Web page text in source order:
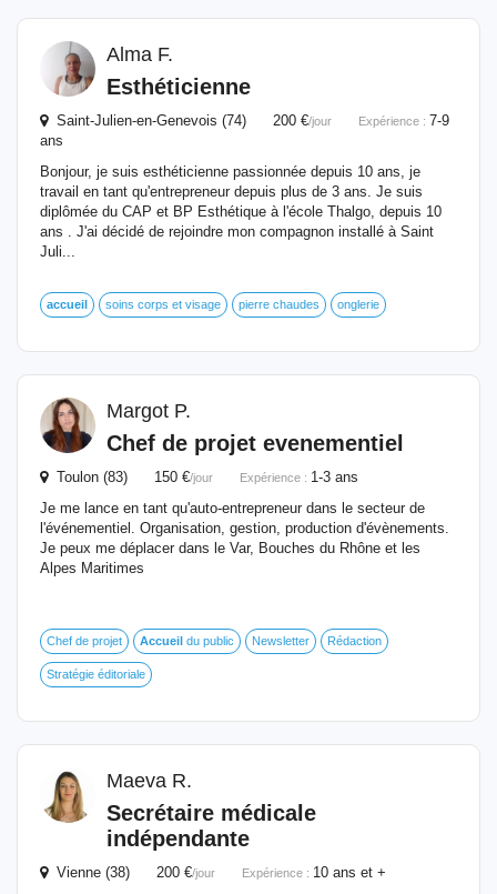
Alma F.
Esthéticienne
Saint-Julien-en-Genevois (74) 200 €/jour Expérience : 7-9
ans
Bonjour, je suis esthéticienne passionnée depuis 10 ans, je
travail en tant qu'entrepreneur depuis plus de 3 ans. Je suis
diplômée du CAP et BP Esthétique à l'école Thalgo, depuis 10
ans . J'ai décidé de rejoindre mon compagnon installé à Saint
Juli...
accueil soins corps et visage pierre chaudes onglerie
Margot P.
Chef de projet evenementiel
Toulon (83) 150 €/jour Expérience : 1-3 ans
Je me lance en tant qu'auto-entrepreneur dans le secteur de
l'événementiel. Organisation, gestion, production d'évènements.
Je peux me déplacer dans le Var, Bouches du Rhône et les
Alpes Maritimes
Chef de projet Accueil du public Newsletter Rédaction
Stratégie éditoriale
Maeva R.
Secrétaire médicale
indépendante
Vienne (38) 200 €/jour Expérience : 10 ans et +